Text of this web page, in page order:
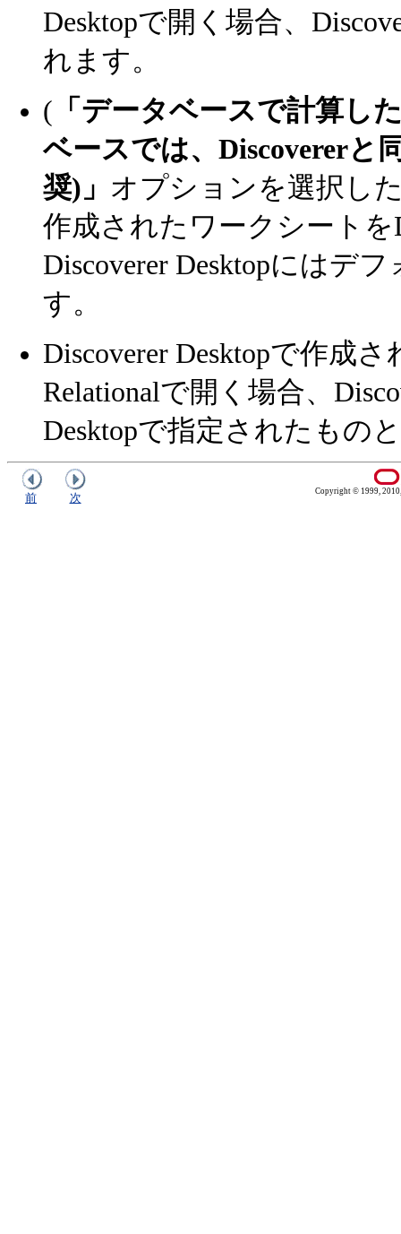
Desktopで開く場合、
れます。
( 「データベースで計算し
ベースでは、Discovererと
奨)」 オプションを選択し
作成されたワークシートを
Discoverer Desktopにはデ
す。
Discoverer Desktopで作成
Relationalで開く場合、
Desktopで指定されたもの
前 次 Copyright © 1999,